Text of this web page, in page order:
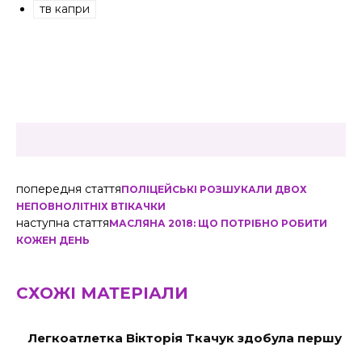
тв капри
попередня статтяПОЛІЦЕЙСЬКІ РОЗШУКАЛИ ДВОХ
НЕПОВНОЛІТНІХ ВТІКАЧКИ
наступна статтяМАСЛЯНА 2018: ЩО ПОТРІБНО РОБИТИ
КОЖЕН ДЕНЬ
СХОЖІ МАТЕРІАЛИ
Легкоатлетка Вікторія Ткачук здобула першу